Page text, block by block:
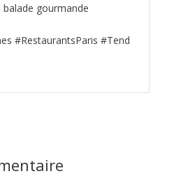
gourmande
#RestaurantsParis #Tend